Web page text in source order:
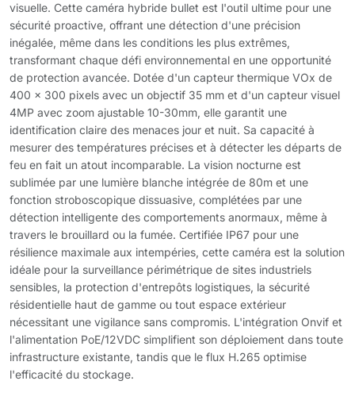
visuelle. Cette caméra hybride bullet est l'outil ultime pour une
sécurité proactive, offrant une détection d'une précision
inégalée, même dans les conditions les plus extrêmes,
transformant chaque défi environnemental en une opportunité
de protection avancée. Dotée d'un capteur thermique VOx de
400 x 300 pixels avec un objectif 35 mm et d'un capteur visuel
4MP avec zoom ajustable 10-30mm, elle garantit une
identification claire des menaces jour et nuit. Sa capacité à
mesurer des températures précises et à détecter les départs de
feu en fait un atout incomparable. La vision nocturne est
sublimée par une lumière blanche intégrée de 80m et une
fonction stroboscopique dissuasive, complétées par une
détection intelligente des comportements anormaux, même à
travers le brouillard ou la fumée. Certifiée IP67 pour une
résilience maximale aux intempéries, cette caméra est la solution
idéale pour la surveillance périmétrique de sites industriels
sensibles, la protection d'entrepôts logistiques, la sécurité
résidentielle haut de gamme ou tout espace extérieur
nécessitant une vigilance sans compromis. L'intégration Onvif et
l'alimentation PoE/12VDC simplifient son déploiement dans toute
infrastructure existante, tandis que le flux H.265 optimise
l'efficacité du stockage.